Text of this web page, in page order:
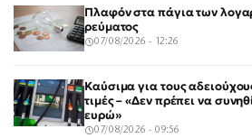
Πλαφόν στα πάγια των
ρεύματος
07/08/2026 - 12:26
Καύσιμα για τους
τιμές – «Δεν πρέπει να
ευρώ»
07/08/2026 - 09:56